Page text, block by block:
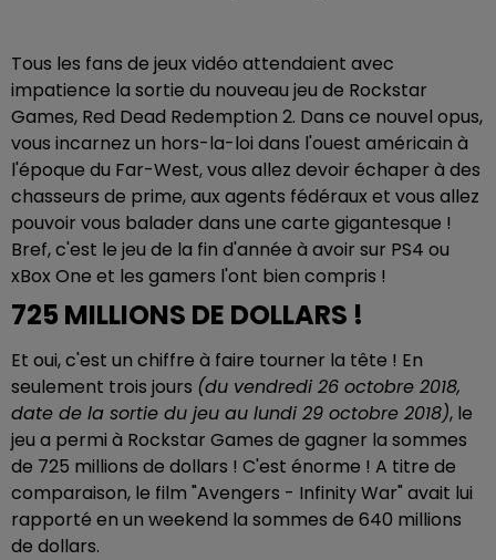
Tous les fans de jeux vidéo attendaient avec
impatience la sortie du nouveau jeu de Rockstar
Games, Red Dead Redemption 2. Dans ce nouvel opus,
vous incarnez un hors-la-loi dans l'ouest américain à
l'époque du Far-West, vous allez devoir échaper à des
chasseurs de prime, aux agents fédéraux et vous allez
pouvoir vous balader dans une carte gigantesque !
Bref, c'est le jeu de la fin d'année à avoir sur PS4 ou
xBox One et les gamers l'ont bien compris !
725 MILLIONS DE DOLLARS !
Et oui, c'est un chiffre à faire tourner la tête ! En
seulement trois jours (du vendredi 26 octobre 2018,
date de la sortie du jeu au lundi 29 octobre 2018), le
jeu a permi à Rockstar Games de gagner la sommes
de 725 millions de dollars ! C'est énorme ! A titre de
comparaison, le film "Avengers - Infinity War" avait lui
rapporté en un weekend la sommes de 640 millions
de dollars.